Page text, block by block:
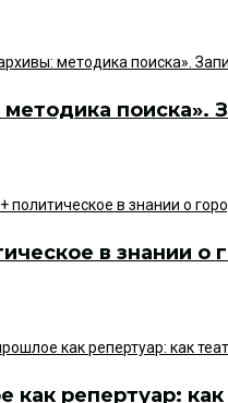
поиска».
в знании о
репертуар: